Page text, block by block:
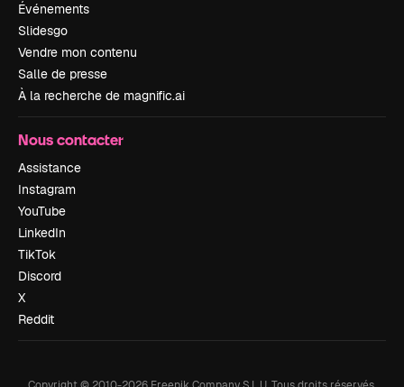
Événements
Slidesgo
Vendre mon contenu
Salle de presse
À la recherche de magnific.ai
Nous contacter
Assistance
Instagram
YouTube
LinkedIn
TikTok
Discord
X
Reddit